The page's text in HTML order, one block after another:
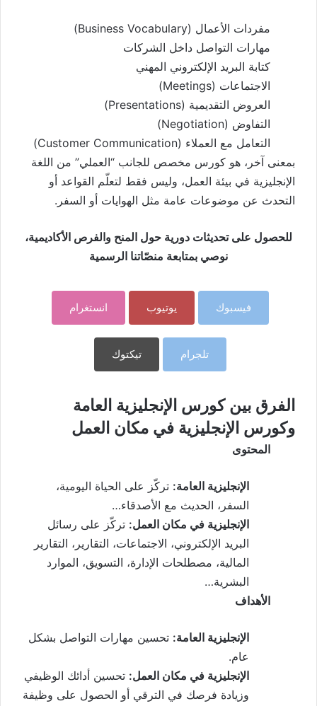
مفردات الأعمال (Business Vocabulary)
مهارات التواصل داخل الشركات
كتابة البريد الإلكتروني المهني
الاجتماعات (Meetings)
العروض التقديمية (Presentations)
التفاوض (Negotiation)
التعامل مع العملاء (Customer Communication)
بمعنى آخر، هو كورس مخصص للجانب “العملي” من اللغة
الإنجليزية في بيئة العمل، وليس فقط لتعلّم القواعد أو
التحدث عن موضوعات عامة مثل الهوايات أو السفر.
للحصول على تحديثات دورية حول المنح والفرص الأكاديمية،
نوصي بمتابعة منصّاتنا الرسمية
فيسبوك يوتيوب انستغرام
تلجرام تيكتوك
الفرق بين كورس الإنجليزية العامة
وكورس الإنجليزية في مكان العمل
المحتوى
الإنجليزية العامة: تركّز على الحياة اليومية،
السفر، الحديث مع الأصدقاء…
الإنجليزية في مكان العمل: تركّز على رسائل
البريد الإلكتروني، الاجتماعات، التقارير، التقارير
المالية، مصطلحات الإدارة، التسويق، الموارد
البشرية…
الأهداف
الإنجليزية العامة: تحسين مهارات التواصل بشكل
عام.
الإنجليزية في مكان العمل: تحسين أدائك الوظيفي
وزيادة فرصك في الترقي أو الحصول على وظيفة